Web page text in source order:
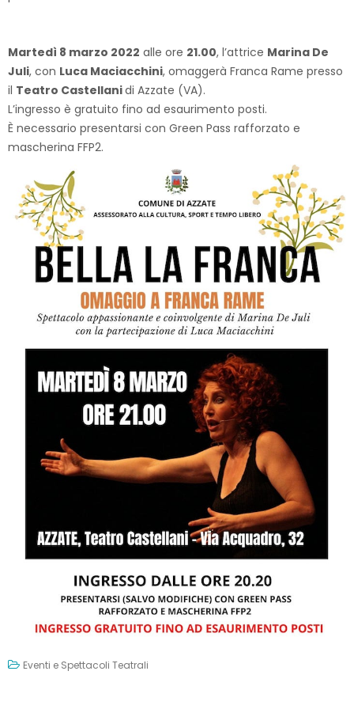
Martedì 8 marzo 2022 alle ore 21.00, l’attrice Marina De
Juli, con Luca Maciacchini, omaggerà Franca Rame presso
il Teatro Castellanidi Azzate (VA).
L’ingresso è gratuito fino ad esaurimento posti.
È necessario presentarsi con Green Pass rafforzato e
mascherina FFP2.
Eventi e Spettacoli Teatrali